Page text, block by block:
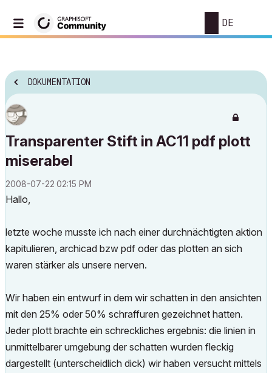
DE
DOKUMENTATION
Transparenter Stift in AC11 pdf plott
miserabel
‎2008-07-22 02:15 PM
Hallo,
letzte woche musste ich nach einer durchnächtigten aktion
kapitulieren, archicad bzw pdf oder das plotten an sich
waren stärker als unsere nerven.
Wir haben ein entwurf in dem wir schatten in den ansichten
mit den 25% oder 50% schraffuren gezeichnet hatten.
Jeder plott brachte ein schreckliches ergebnis: die linien in
unmittelbarer umgebung der schatten wurden fleckig
dargestellt (unterscheidlich dick) wir haben versucht mittels